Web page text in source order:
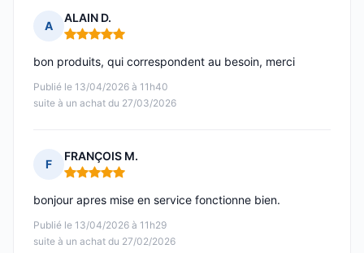
A
ALAIN D.
Note : 5 sur 5
Publié le 13/04/2026 à 11h40
suite à un achat du 27/03/2026
bon produits, qui correspondent au besoin, merci
F
FRANÇOIS M.
Note : 5 sur 5
Publié le 13/04/2026 à 11h29
suite à un achat du 27/02/2026
bonjour apres mise en service fonctionne bien.